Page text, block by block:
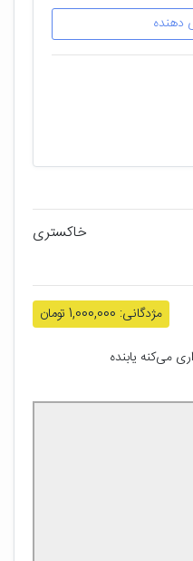
دهنده
خاکستری
مژدگانی: 1,000,000 تومان